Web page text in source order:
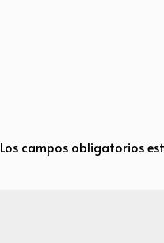
Los campos obligatorios